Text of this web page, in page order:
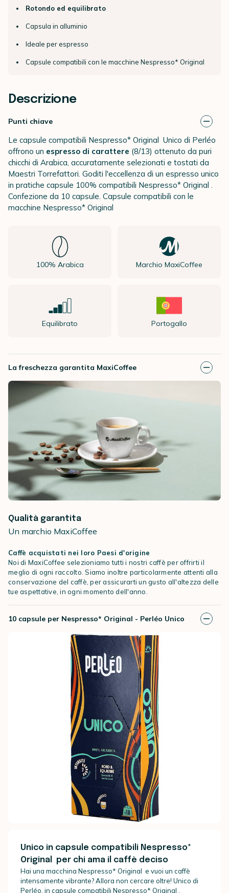
Rotondo ed equilibrato
Capsula in alluminio
Ideale per espresso
Capsule compatibili con le macchine Nespresso* Original
Descrizione
Punti chiave
Le capsule compatibili Nespresso* Original Unico di Perléo
offrono un espresso di carattere (8/13) ottenuto da puri
chicchi di Arabica, accuratamente selezionati e tostati da
Maestri Torrefattori. Goditi l'eccellenza di un espresso unico
in pratiche capsule 100% compatibili Nespresso* Original .
Confezione da 10 capsule. Capsule compatibili con le
macchine Nespresso* Original
100% Arabica Marchio MaxiCoffee
Equilibrato Portogallo
La freschezza garantita MaxiCoffee
Qualità garantita
Un marchio MaxiCoffee
Caffè acquistati nei loro Paesi d'origine
Noi di MaxiCoffee selezioniamo tutti i nostri caffè per offrirti il
meglio di ogni raccolto. Siamo inoltre particolarmente attenti alla
conservazione del caffè, per assicurarti un gusto all'altezza delle
tue aspettative, in ogni momento dell'anno.
10 capsule per Nespresso* Original - Perléo Unico
Unico in capsule compatibili Nespresso*
Original per chi ama il caffè deciso
Hai una macchina Nespresso* Original e vuoi un caffè
intensamente vibrante? Allora non cercare oltre! Unico di
Perléo, in capsule compatibili Nespresso* Original ,